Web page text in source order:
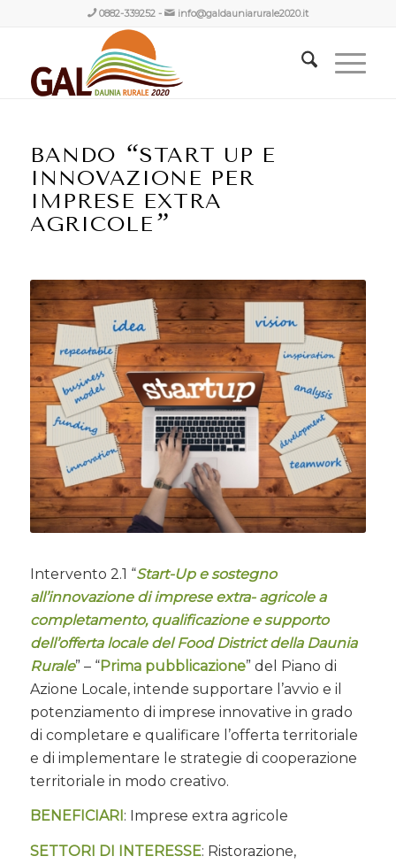
0882-339252- info@galdauniarurale2020.it
BANDO “START UP E
INNOVAZIONE PER
IMPRESE EXTRA
AGRICOLE ”
Intervento 2.1 “Start-Up e sostegno
all’innovazione di imprese extra- agricole a
completamento, qualificazione e supporto
dell’offerta locale del Food District della Daunia
Rurale” – “Prima pubblicazione” del Piano di
Azione Locale, intende supportare l’avvio e il
potenziamento di imprese innovative in grado
di completare e qualificare l’offerta territoriale
e di implementare le strategie di cooperazione
territoriale in modo creativo.
BENEFICIARI : Imprese extra agricole
SETTORI DI INTERESSE: Ristorazione,